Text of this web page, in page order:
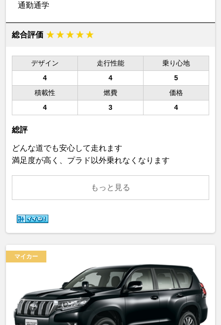
通勤通学
総合評価
デザイン 走行性能
乗り心地
4
4
5
積載性
燃費
価格
4
3 4
総評
どんな道でも安心して走れます
満足度が高く、プラド以外乗れなくなります
もっと見る
マイカー